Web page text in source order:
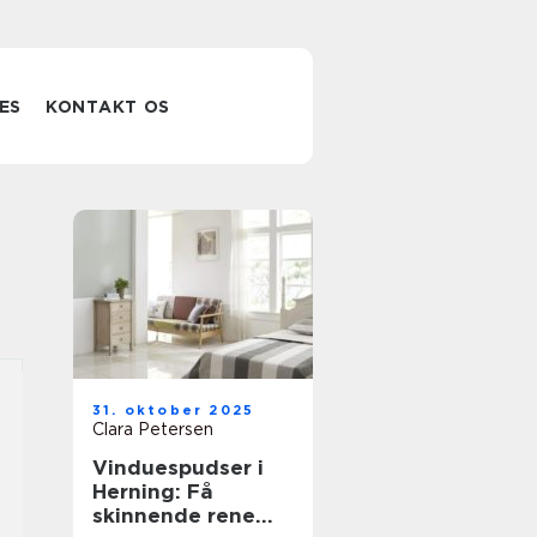
KONTAKT OS
31. oktober 2025
Clara Petersen
Vinduespudser i
Herning: Få
skinnende rene